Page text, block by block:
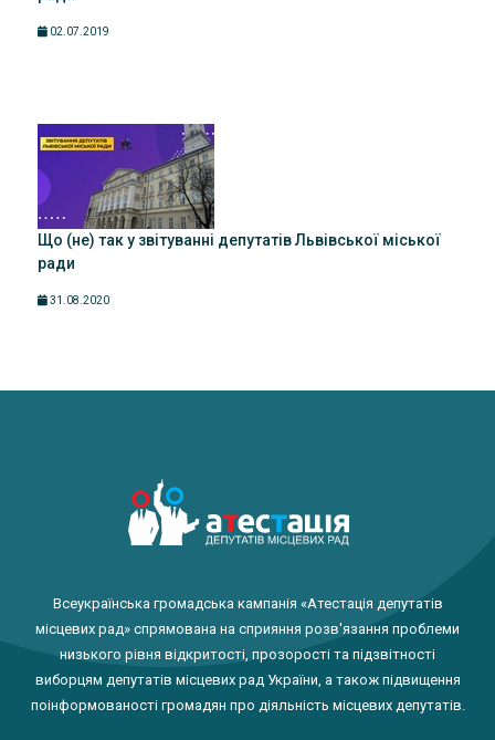
02.07.2019
Що (не) так у звітуванні депутатів Львівської міської
ради
31.08.2020
Всеукраїнська громадська кампанія «Атестація депутатів
місцевих рад» спрямована на сприяння розв'язання проблеми
низького рівня відкритості, прозорості та підзвітності
виборцям депутатів місцевих рад України, а також підвищення
поінформованості громадян про діяльність місцевих депутатів.